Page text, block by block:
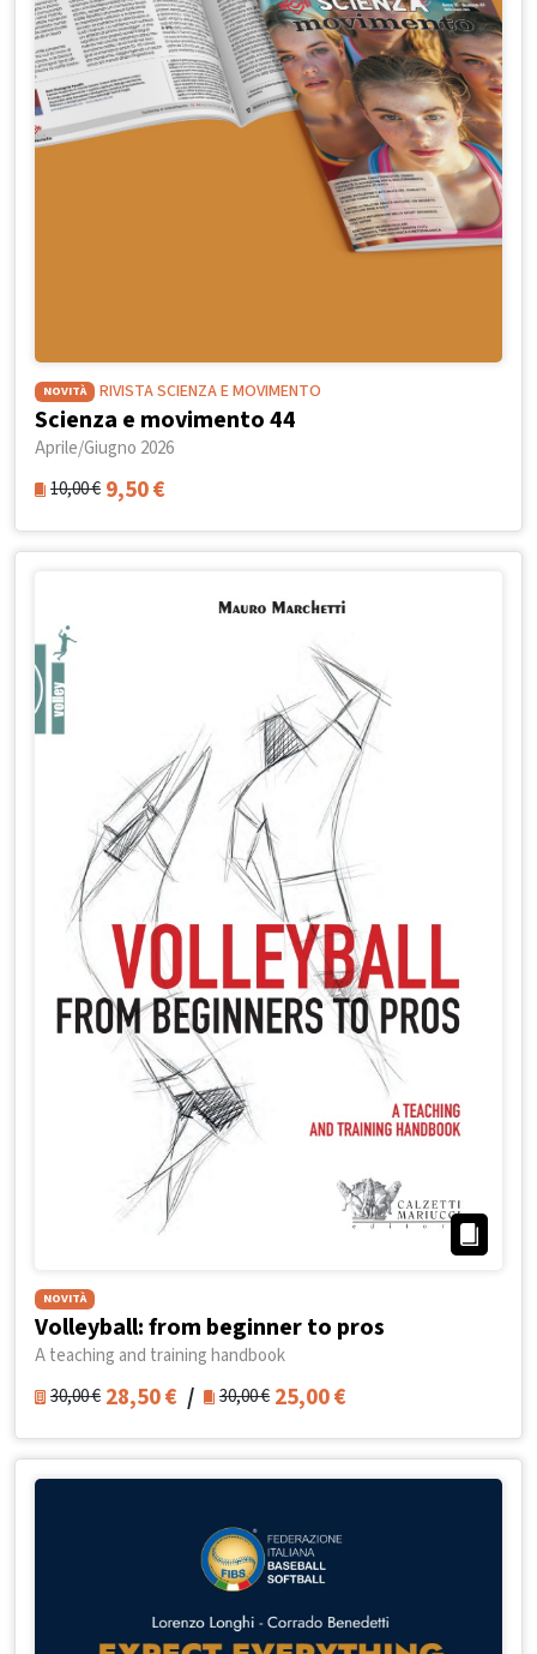
NOVITÀ RIVISTA SCIENZA E MOVIMENTO
Scienza e movimento 44
Aprile/Giugno 2026
10,00€ 9,50€
NOVITÀ
Volleyball: from beginner to pros
A teaching and training handbook
30,00€ 28,50€ / 30,00€ 25,00€